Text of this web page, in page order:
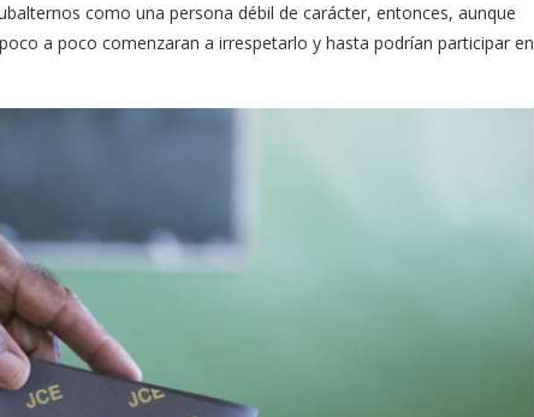
como una persona débil de carácter, entonces, aunque
a poco comenzaran a irrespetarlo y hasta podrían participar en